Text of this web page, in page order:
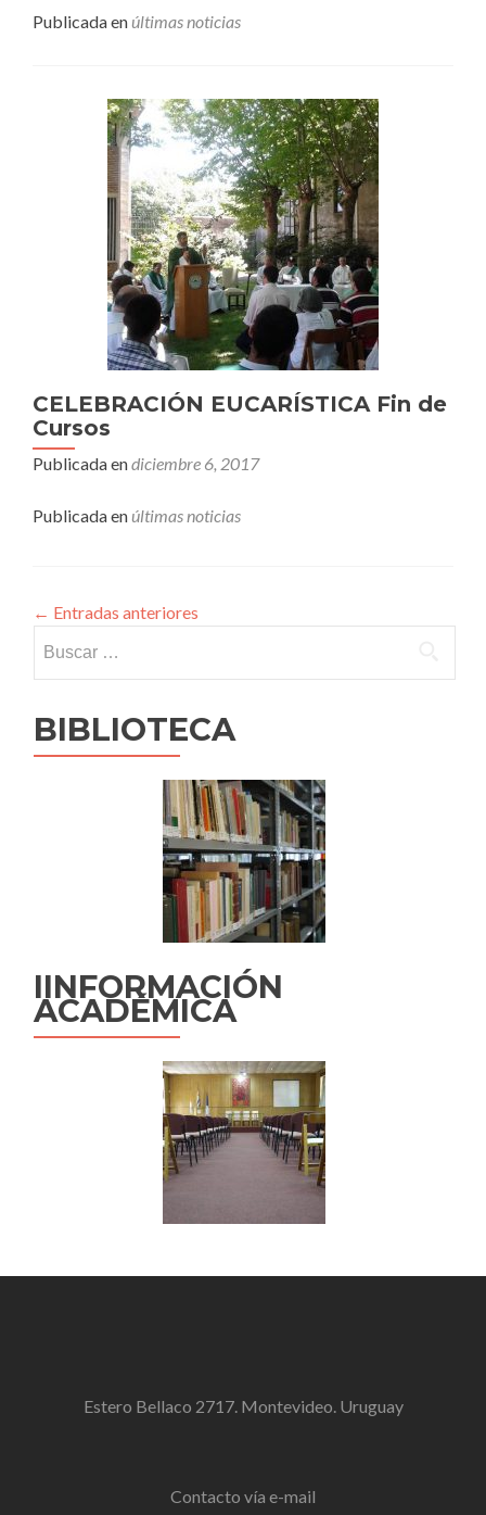
Publicada enúltimas noticias
CELEBRACIÓN EUCARÍSTICA Fin de
Cursos
Publicada endiciembre 6, 2017
Publicada enúltimas noticias
← Entradas anteriores
BIBLIOTECA
IINFORMACIÓN
ACADÉMICA
Estero Bellaco 2717. Montevideo. Uruguay
Contacto vía e-mail